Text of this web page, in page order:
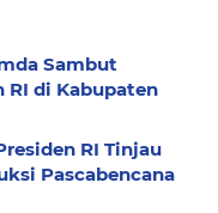
Sambut
RI di Kabupaten
RI Tinjau
Pascabencana